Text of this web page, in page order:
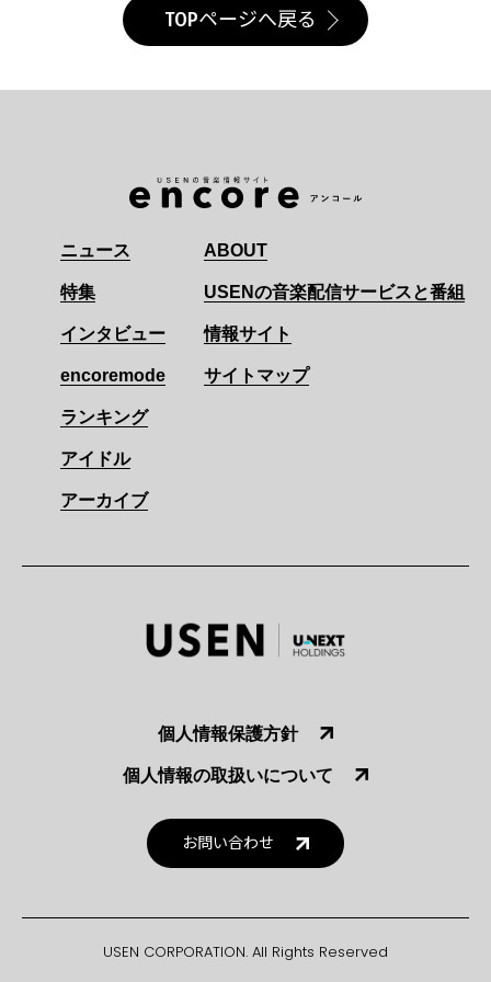
TOPページへ戻る
ニュース
特集
インタビュー
encoremode
ランキング
アイドル
アーカイブ
ABOUT
USENの音楽配信サービスと番組
情報サイト
サイトマップ
個人情報保護方針
個人情報の取扱いについて
お問い合わせ
USEN CORPORATION. All Rights Reserved